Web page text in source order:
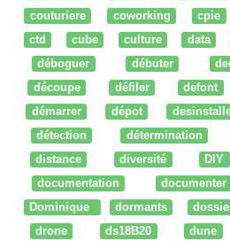
couturiere
coworking cpie
ctd
cube culture data
déboguer
débuter
découpe
défiler defont
démarrer
dépot
détection
détermination
distance
diversité DIY
documentation
documenter
Dominique
dormants
drone
ds18B20 dune